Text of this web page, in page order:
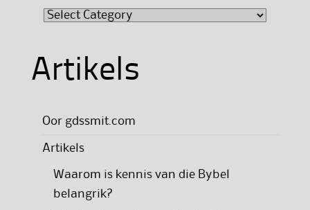
Artikels
Oor gdssmit.com
Artikels
Waarom is kennis van die Bybel
belangrik?